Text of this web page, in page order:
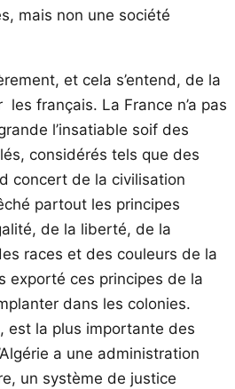
mais non une société
et cela s’entend, de la
français. La France n’a pas
l’insatiable soif des
considérés tels que des
concert de la civilisation
partout les principes
de la liberté, de la
races et des couleurs de la
exporté ces principes de la
dans les colonies.
est la plus importante des
a une administration
un système de justice